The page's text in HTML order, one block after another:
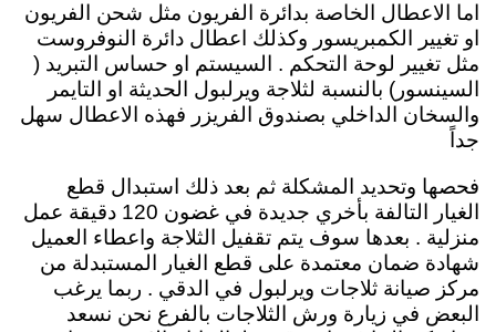
اما الاعطال الخاصة بدائرة الفريون مثل شحن الفريون
او تغيير الكمبريسور وكذلك اعطال دائرة النوفروست
مثل تغيير لوحة التحكم . السيستم او حساس التبريد (
السينسور) بالنسبة لثلاجة ويرلبول الحديثة او التايمر
والسخان الداخلي بصندوق الفريزر فهذه الاعطال سهل
جداً
فحصها وتحديد المشكلة ثم بعد ذلك استبدال قطع
الغيار التالفة بأخري جديدة في غضون 120 دقيقة عمل
منزلية . بعدها سوف يتم تقفيل الثلاجة واعطاء العميل
شهادة ضمان معتمدة على قطع الغيار المستبدلة من
مركز صيانة ثلاجات ويرلبول في الدقي . ربما يرغب
البعض في زيارة ورش الثلاجات بالفرع نحن نسعد